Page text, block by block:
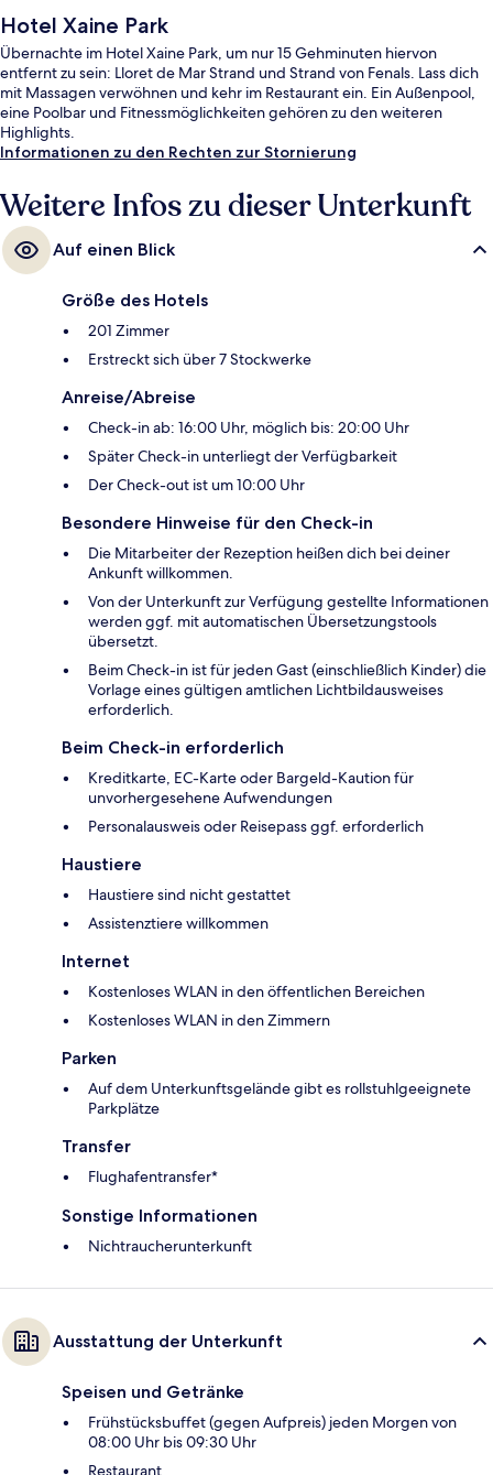
Hotel Xaine Park
Übernachte im Hotel Xaine Park, um nur 15 Gehminuten hiervon
entfernt zu sein: Lloret de Mar Strand und Strand von Fenals. Lass dich
mit Massagen verwöhnen und kehr im Restaurant ein. Ein Außenpool,
eine Poolbar und Fitnessmöglichkeiten gehören zu den weiteren
Highlights.
Informationen zu den Rechten zur Stornierung
Weitere Infos zu dieser Unterkunft
Auf einen Blick
Größe des Hotels
201 Zimmer
Erstreckt sich über 7 Stockwerke
Anreise/Abreise
Check-in ab: 16:00 Uhr, möglich bis: 20:00 Uhr
Später Check-in unterliegt der Verfügbarkeit
Der Check-out ist um 10:00 Uhr
Besondere Hinweise für den Check-in
Die Mitarbeiter der Rezeption heißen dich bei deiner
Ankunft willkommen.
Von der Unterkunft zur Verfügung gestellte Informationen
werden ggf. mit automatischen Übersetzungstools
übersetzt.
Beim Check-in ist für jeden Gast (einschließlich Kinder) die
Vorlage eines gültigen amtlichen Lichtbildausweises
erforderlich.
Beim Check-in erforderlich
Kreditkarte, EC-Karte oder Bargeld-Kaution für
unvorhergesehene Aufwendungen
Personalausweis oder Reisepass ggf. erforderlich
Haustiere
Haustiere sind nicht gestattet
Assistenztiere willkommen
Internet
Kostenloses WLAN in den öffentlichen Bereichen
Kostenloses WLAN in den Zimmern
Parken
Auf dem Unterkunftsgelände gibt es rollstuhlgeeignete
Parkplätze
Transfer
Flughafentransfer*
Sonstige Informationen
Nichtraucherunterkunft
Ausstattung der Unterkunft
Speisen und Getränke
Frühstücksbuffet (gegen Aufpreis) jeden Morgen von
08:00 Uhr bis 09:30 Uhr
Restaurant